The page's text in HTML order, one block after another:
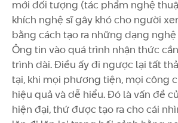
mới đối tượng (tác phẩm nghệ
khích nghệ sĩ gây khó cho người
bằng cách tạo ra những dạng
Ông tin vào quá trình nhận thức
trình dài. Điều ấy đi ngược lại tất
tại, khi mọi phương tiện, mọi công
hiệu quả và dễ hiểu. Đó là vấn đề
hiện đại, thứ được tạo ra cho cái